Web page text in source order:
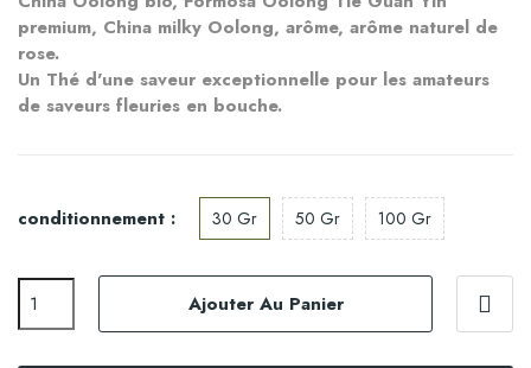
premium, China milky Oolong, arôme, arôme naturel de
rose.
Un Thé d'une saveur exceptionnelle pour les amateurs
de saveurs fleuries en bouche.
conditionnement : 30 Gr 50 Gr 100 Gr
Ajouter Au Panier